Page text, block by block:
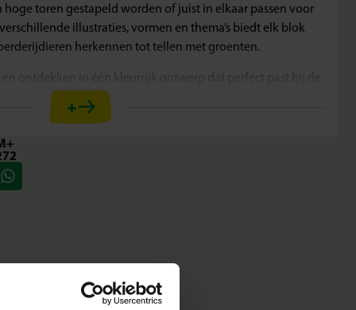
toren gestapeld worden of juist in elkaar passen voor
illustraties, vormen en thema’s biedt elk blok
herkennen tot tellen met groenten.
in één, voor dubbel speelplezier
ander design dat aansluit op verschillende leervormen
aansluiten bij de populaire boerderijwereld
+